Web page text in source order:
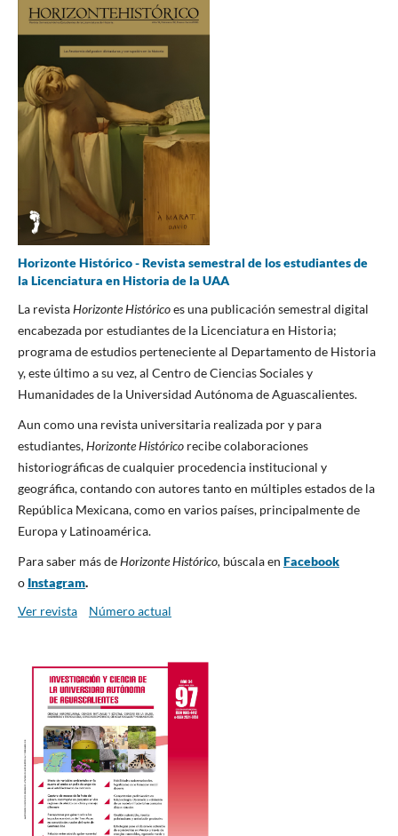
Horizonte Histórico - Revista semestral de los estudiantes de
la Licenciatura en Historia de la UAA
La revistaHorizonte Históricoes una publicación semestral digital
encabezada por estudiantes de la Licenciatura en Historia;
programa de estudios perteneciente al Departamento de Historia
y, este último a su vez, al Centro de Ciencias Sociales y
Humanidades de la Universidad Autónoma de Aguascalientes.
Aun como una revista universitaria realizada por y para
estudiantes,Horizonte Histórico recibe colaboraciones
historiográficas de cualquier procedencia institucional y
geográfica, contando con autores tanto en múltiples estados de la
República Mexicana, como en varios países, principalmente de
Europa y Latinoamérica.
Para saber más deHorizonte Histórico, búscala en Facebook
o Instagram.
Ver revista
Número actual